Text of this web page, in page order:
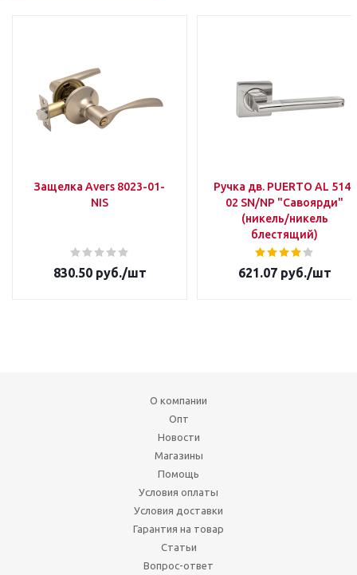
Защелка Avers 8023-01-
NIS
830.50руб./шт
Ручка дв. PUERTO AL 514-
02 SN/NP "Савоярди"
(никель/никель
блестящий)
621.07руб./шт
О компании
Опт
Новости
Магазины
Помощь
Условия оплаты
Условия доставки
Гарантия на товар
Статьи
Вопрос-ответ